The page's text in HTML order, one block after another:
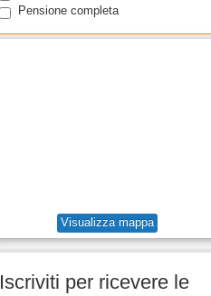
Pensione completa
Visualizza mappa
Iscriviti per ricevere le